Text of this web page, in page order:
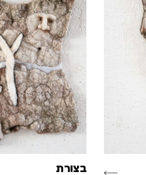
בצורת